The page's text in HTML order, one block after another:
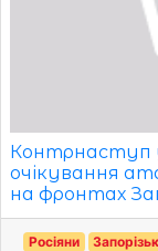
Контрнаступ
очікування
на фронтах
Росіяни